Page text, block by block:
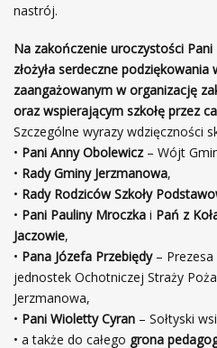
nastrój.
Na zakończenie uroczystości
złożyła serdeczne
zaangażowanym w organizację
oraz wspierającym szkołę przez
Szczególne wyrazy wdzięczności
• Pani Anny Obolewicz – Wójt
• Rady Gminy Jerzmanowa,
• Rady Rodziców Szkoły
• Pani Pauliny Mroczka i Pań z
Jaczowie,
• Pana Józefa Przebiędy– Prezesa
jednostek Ochotniczej Straży
Jerzmanowa,
• Pani Wioletty Cyran – Sołtyski
• a także do całego grona